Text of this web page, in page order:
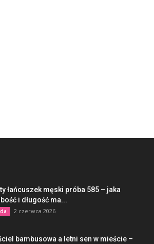
łańcuszek męski próba 585 – jaka
i długość ma...
2 czerwca 2026
bambusowa a letni sen w mieście –